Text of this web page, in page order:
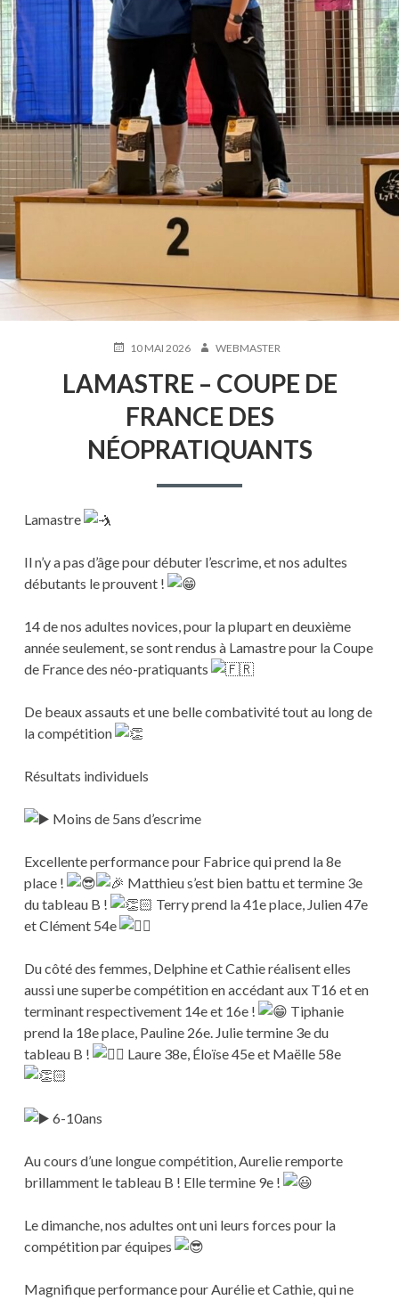
PUBLIÉ10 MAI 2026 AUTEUR
WEBMASTER
LAMASTRE – COUPE DE
FRANCE DES
NÉOPRATIQUANTS
Lamastre
Il n’y a pas d’âge pour débuter l’escrime, et nos adultes
débutants le prouvent !
14 de nos adultes novices, pour la plupart en deuxième
année seulement, se sont rendus à Lamastre pour la Coupe
de France des néo-pratiquants
De beaux assauts et une belle combativité tout au long de
la compétition
Résultats individuels
Moins de 5ans d’escrime
Excellente performance pour Fabrice qui prend la 8e
place !
Matthieu s’est bien battu et termine 3e
du tableau B !
Terry prend la 41e place, Julien 47e
et Clément 54e
Du côté des femmes, Delphine et Cathie réalisent elles
aussi une superbe compétition en accédant aux T16 et en
terminant respectivement 14e et 16e !
Tiphanie
prend la 18e place, Pauline 26e. Julie termine 3e du
tableau B !
Laure 38e, Éloïse 45e et Maëlle 58e
6-10ans
Au cours d’une longue compétition, Aurelie remporte
brillamment le tableau B ! Elle termine 9e !
Le dimanche, nos adultes ont uni leurs forces pour la
compétition par équipes
Magnifique performance pour Aurélie et Cathie, qui ne